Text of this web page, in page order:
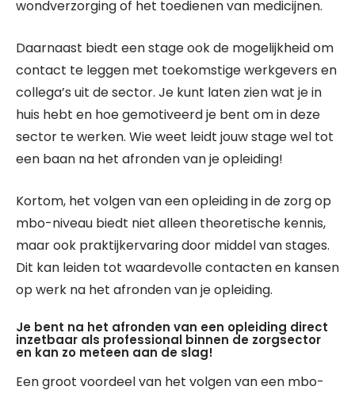
wondverzorging of het toedienen van medicijnen.
Daarnaast biedt een stage ook de mogelijkheid om
contact te leggen met toekomstige werkgevers en
collega’s uit de sector. Je kunt laten zien wat je in
huis hebt en hoe gemotiveerd je bent om in deze
sector te werken. Wie weet leidt jouw stage wel tot
een baan na het afronden van je opleiding!
Kortom, het volgen van een opleiding in de zorg op
mbo-niveau biedt niet alleen theoretische kennis,
maar ook praktijkervaring door middel van stages.
Dit kan leiden tot waardevolle contacten en kansen
op werk na het afronden van je opleiding.
Je bent na het afronden van een opleiding direct
inzetbaar als professional binnen de zorgsector
en kan zo meteen aan de slag!
Een groot voordeel van het volgen van een mbo-